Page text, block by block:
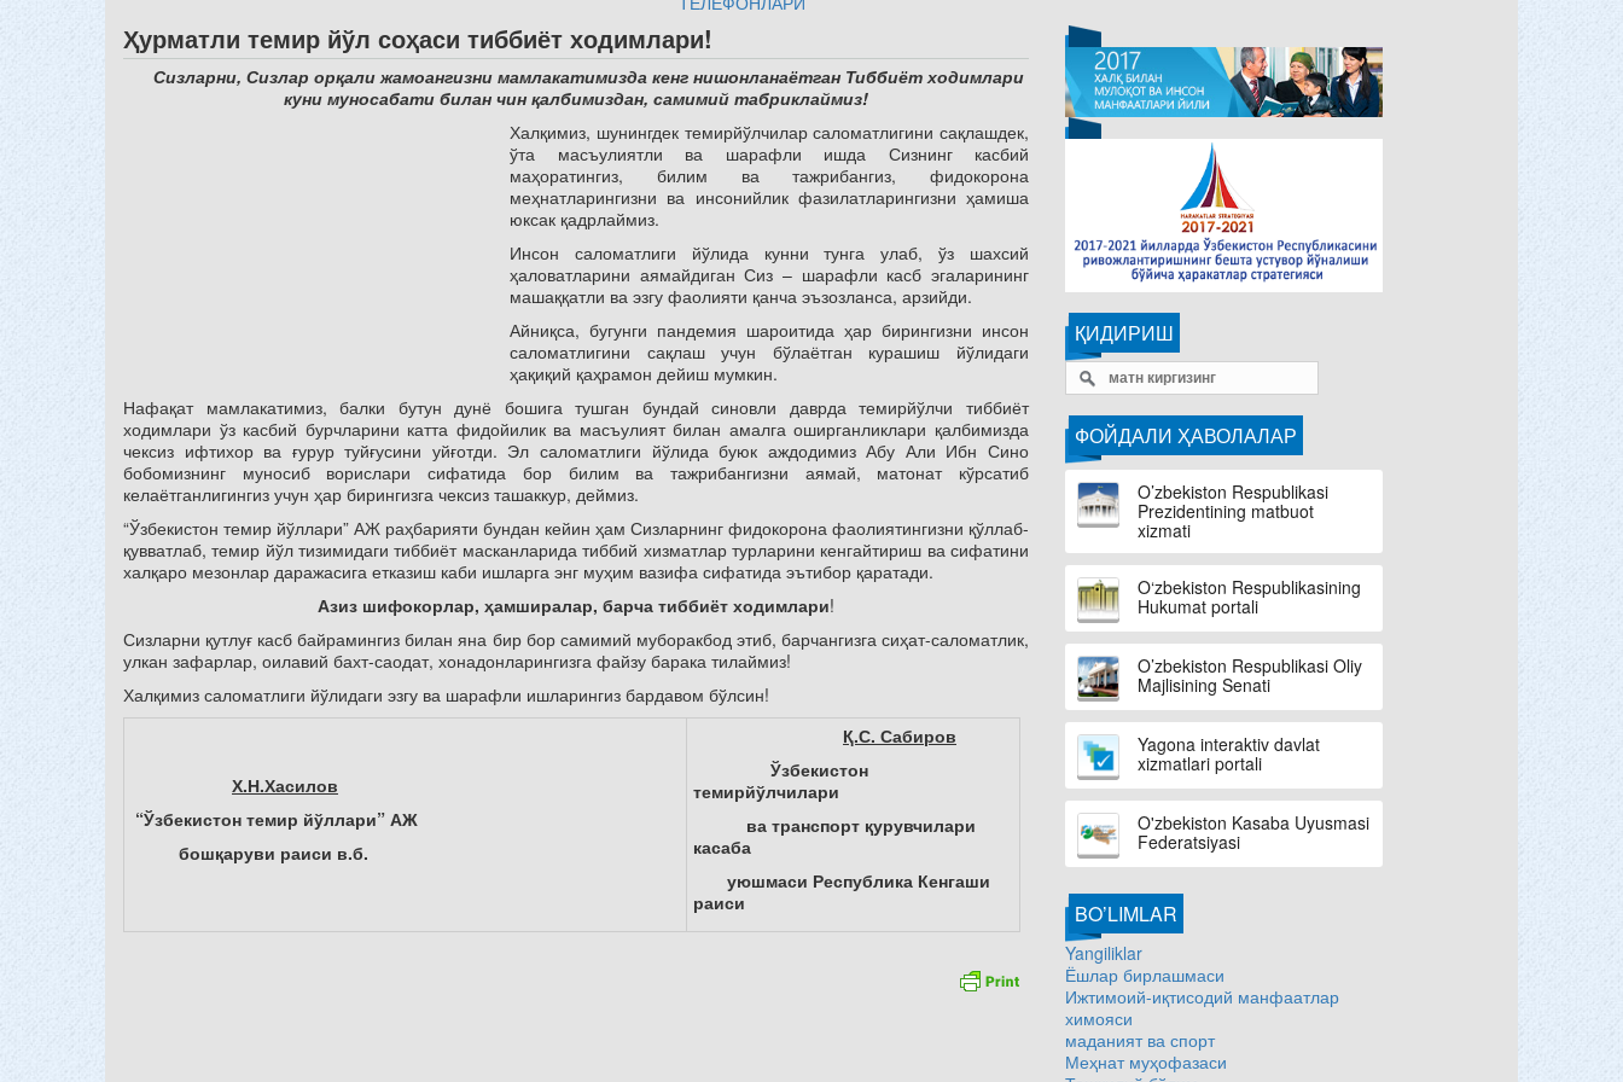
Ҳурматли темир йўл соҳаси тиббиёт ходимлари!
Сизларни, Сизлар орқали жамоангизни мамлакатимизда кенг нишонланаётган Тиббиёт ходимлари
куни муносабати билан чин қалбимиздан, самимий табриклаймиз!
Халқимиз, шунингдек темирйўлчилар саломатлигини сақлашдек,
ўта масъулиятли ва шарафли ишда Сизнинг касбий
маҳоратингиз, билим ва тажрибангиз, фидокорона
меҳнатларингизни ва инсонийлик фазилатларингизни ҳамиша
юксак қадрлаймиз.
Инсон саломатлиги йўлида кунни тунга улаб, ўз шахсий
ҳаловатларини аямайдиган Сиз – шарафли касб эгаларининг
машаққатли ва эзгу фаолияти қанча эъзозланса, арзийди.
Айниқса, бугунги пандемия шароитида ҳар бирингизни инсон
саломатлигини сақлаш учун бўлаётган курашиш йўлидаги
ҳақиқий қаҳрамон дейиш мумкин.
Нафақат мамлакатимиз, балки бутун дунё бошига тушган бундай синовли даврда темирйўлчи тиббиёт
ходимлари ўз касбий бурчларини катта фидойилик ва масъулият билан амалга оширганликлари қалбимизда
чексиз ифтихор ва ғурур туйғусини уйғотди. Эл саломатлиги йўлида буюк аждодимиз Абу Али Ибн Сино
бобомизнинг муносиб ворислари сифатида бор билим ва тажрибангизни аямай, матонат кўрсатиб
келаётганлигингиз учун ҳар бирингизга чексиз ташаккур, деймиз.
“Ўзбекистон темир йўллари” АЖ раҳбарияти бундан кейин ҳам Сизларнинг фидокорона фаолиятингизни қўллаб-
қувватлаб, темир йўл тизимидаги тиббиёт масканларида тиббий хизматлар турларини кенгайтириш ва сифатини
халқаро мезонлар даражасига етказиш каби ишларга энг муҳим вазифа сифатида эътибор қаратади.
Азиз шифокорлар, ҳамширалар, барча тиббиёт ходимлари!
Сизларни қутлуғ касб байрамингиз билан яна бир бор самимий муборакбод этиб, барчангизга сиҳат-саломатлик,
улкан зафарлар, оилавий бахт-саодат, хонадонларингизга файзу барака тилаймиз!
Халқимиз саломатлиги йўлидаги эзгу ва шарафли ишларингиз бардавом бўлсин!
Х.Н.Хасилов
“Ўзбекистон темир йўллари” АЖ
бошқаруви раиси в.б.
Қ.С. Сабиров
Ўзбекистон
темирйўлчилари
ва транспорт қурувчилари
касаба
уюшмаси Республика Кенгаши
раиси
ҚИДИРИШ
ФОЙДАЛИ ҲАВОЛАЛАР
O’zbekiston Respublikasi
Prezidentining matbuot
xizmati
O‘zbekiston Respublikasining
Hukumat portali
O’zbekiston Respublikasi Oliy
Majlisining Senati
Yagona interaktiv davlat
xizmatlari portali
O'zbekiston Kasaba Uyusmasi
Federatsiyasi
BO’LIMLAR
Yangiliklar
Ёшлар бирлашмаси
Ижтимоий-иқтисодий манфаатлар
химояси
маданият ва спорт
Меҳнат муҳофазаси